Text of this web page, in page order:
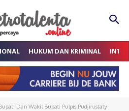
HUKUM DAN KRIMINAL
Dan Wakil Bupati Pulpis Pudjirustaty